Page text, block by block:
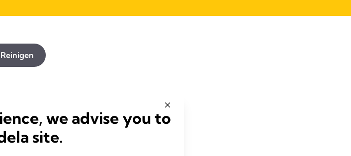
Reinigen
we advise you to
site.